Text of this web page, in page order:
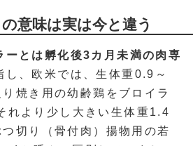
意味は実は今と違う
ーとは孵化後3カ月未満の肉専
し、欧米では、生体重0.9～
焼き用の幼齢鶏をブロイラ
より少し大きい生体重1.4
切り（骨付肉）揚物用の若